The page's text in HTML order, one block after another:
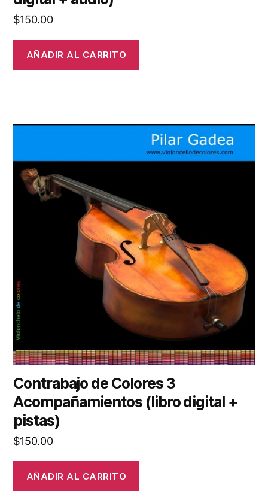
$150.00
AÑADIR AL CARRITO
Contrabajo de Colores 3
Acompañamientos (libro digital +
pistas)
$150.00
AÑADIR AL CARRITO